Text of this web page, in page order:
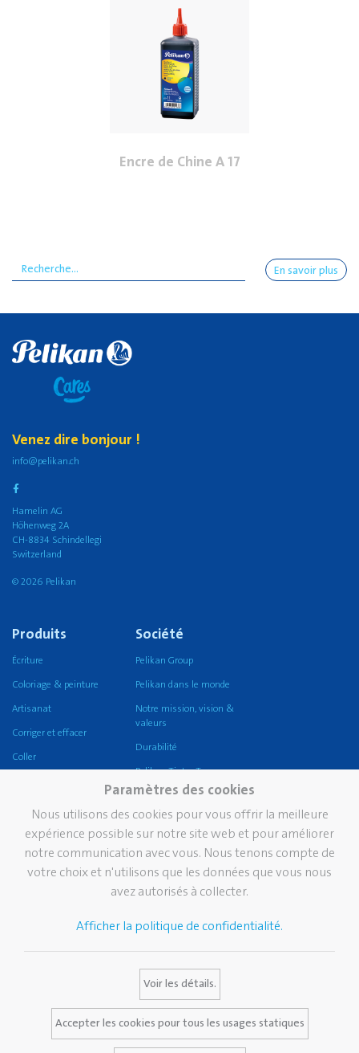
Encre de Chine A 17
En savoir plus
Venez dire bonjour !
info@pelikan.ch
Hamelin AG
Höhenweg 2A
CH-8834 Schindellegi
Switzerland
© 2026 Pelikan
Produits
Écriture
Coloriage & peinture
Artisanat
Corriger et effacer
Coller
griffix®
Pelikan eco
Écriture professionnelle
Société
Pelikan Group
Pelikan dans le monde
Notre mission, vision &
valeurs
Durabilité
Pelikan TintenTurm
Services
Media Database
FAQ
Contact
Paramètres des cookies
Nous utilisons des cookies pour vous offrir la meilleure
expérience possible sur notre site web et pour améliorer
notre communication avec vous. Nous tenons compte de
votre choix et n'utilisons que les données que vous nous
avez autorisés à collecter.
Afficher la politique de confidentialité.
Voir les détails.
Accepter les cookies pour tous les usages statiques